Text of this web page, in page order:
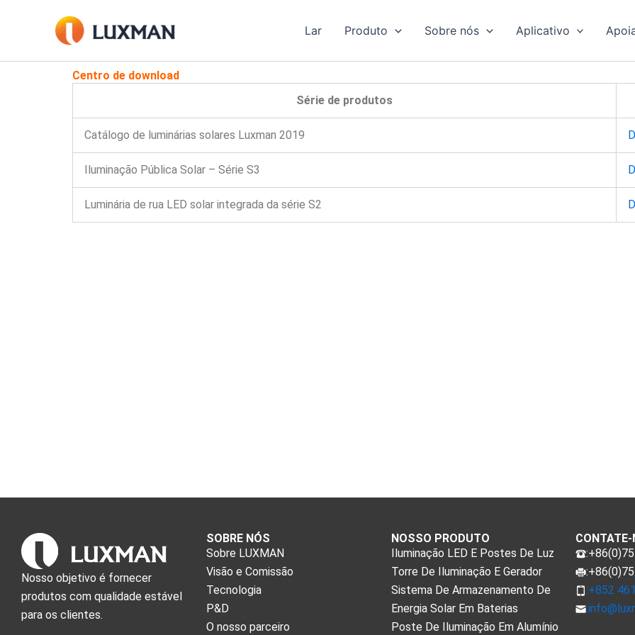
conteúdo
Lar Produto Sobre nós Aplicativo
Centro de download
Série de produtos
Catálogo de luminárias solares Luxman 2019
Iluminação Pública Solar – Série S3
Luminária de rua LED solar integrada da série S2
Nosso objetivo é fornecer
produtos com qualidade estável
para os clientes.
SOBRE NÓS
Sobre LUXMAN
Visão e Comissão
Tecnologia
P&D
O nosso parceiro
NOSSO PRODUTO
Iluminação LED E Postes De Luz
Torre De Iluminação E Gerador
Sistema De Armazenamento De
Energia Solar Em Baterias
Poste De Iluminação Em Alumínio
CONTATE-
:+852
: